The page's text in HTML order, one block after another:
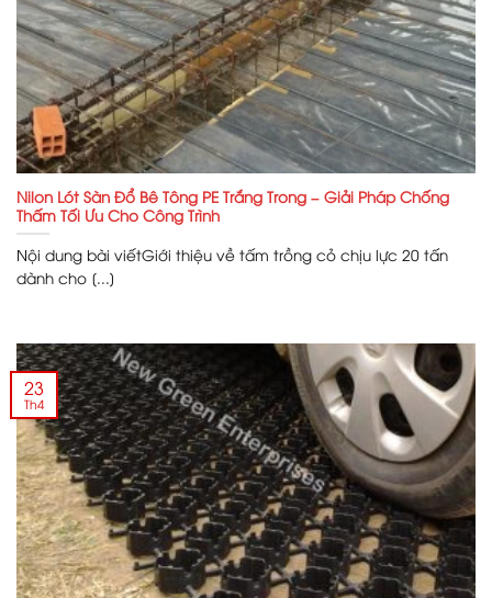
Nilon Lót Sàn Đổ Bê Tông PE Trắng Trong – Giải Pháp Chống
Thấm Tối Ưu Cho Công Trình
Nội dung bài viếtGiới thiệu về tấm trồng cỏ chịu lực 20 tấn
dành cho [...]
23
Th4